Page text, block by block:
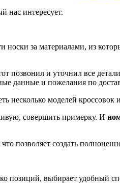
нас интересует.
носки за материалами, из
позвонил и уточнил все детали
данные и пожелания по
несколько моделей
совершить примерку. И
что позволяет создать
позиций, выбирает удобный